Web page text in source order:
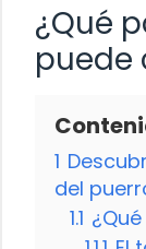
¿Qué
puede
1
del
1.1